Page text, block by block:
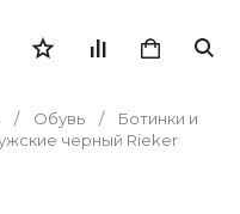
Обувь
Ботинки и
черный Rieker